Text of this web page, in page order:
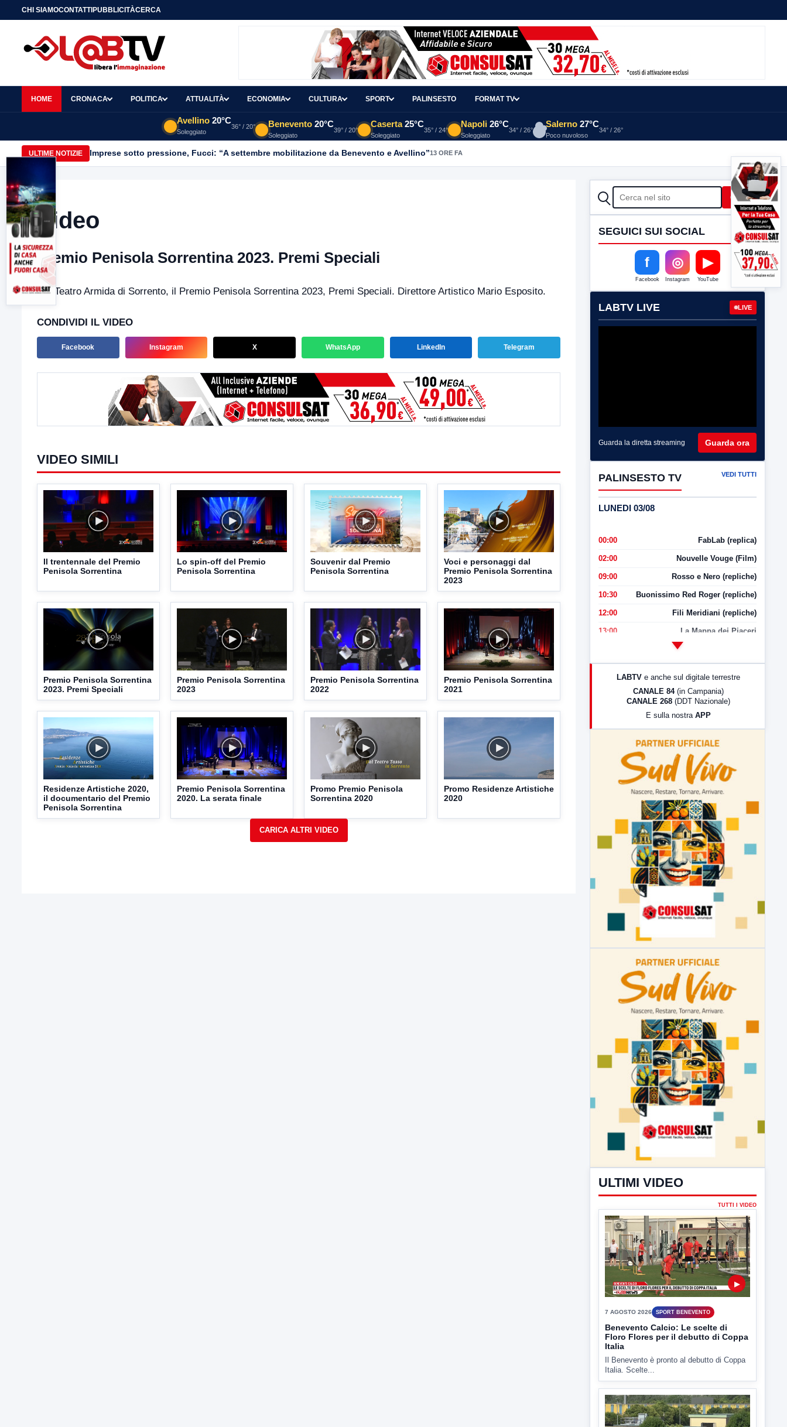
CHI SIAMOCONTATTIPUBBLICITÀCERCA
HOME CRONACA POLITICA ATTUALITÀ ECONOMIA CULTURA SPORT PALINSESTO FORMAT TV
Avellino 20°C
Soleggiato
36° / 20° Benevento 20°C
Soleggiato
39° / 20°
Caserta 25°C
Soleggiato
35° / 24°
Napoli 26°C
Soleggiato
34° / 26°
Salerno 27°C
Poco nuvoloso
34° / 26°
ULTIME NOTIZIE Imprese sotto pressione, Fucci: “A settembre mobilitazione da Benevento e Avellino”13 ORE FA
Video
Premio Penisola Sorrentina 2023. Premi Speciali
Dal Teatro Armida di Sorrento, il Premio Penisola Sorrentina 2023, Premi Speciali. Direttore Artistico Mario Esposito.
CONDIVIDI IL VIDEO
Facebook Instagram X WhatsApp LinkedIn Telegram
VIDEO SIMILI
Il trentennale del Premio
Penisola Sorrentina
Lo spin-off del Premio
Penisola Sorrentina
Souvenir dal Premio
Penisola Sorrentina
Voci e personaggi dal
Premio Penisola Sorrentina
2023
Premio Penisola Sorrentina
2023. Premi Speciali
Premio Penisola Sorrentina
2023
Premio Penisola Sorrentina
2022
Premio Penisola Sorrentina
2021
Residenze Artistiche 2020,
il documentario del Premio
Penisola Sorrentina
Premio Penisola Sorrentina
2020. La serata finale
Promo Premio Penisola
Sorrentina 2020
Promo Residenze Artistiche
2020
CERCA Cerca
SEGUICI SUI SOCIAL
f
Facebook
◎
Instagram
▶
YouTube
LABTV LIVE LIVE
Guarda la diretta streaming Guarda ora
PALINSESTO TV VEDI TUTTI
LUNEDI 03/08
00:00 FabLab (replica)
02:00 Nouvelle Vouge (Film)
09:00 Rosso e Nero (repliche)
10:30 Buonissimo Red Roger (repliche)
12:00 Fili Meridiani (repliche)
13:00 La Mappa dei Piaceri
LabNews (Diretta)
LabNews (replica)
LABTV e anche sul digitale terrestre
CANALE 84 (in Campania)
CANALE 268 (DDT Nazionale)
E sulla nostra APP
ULTIMI VIDEO
TUTTI I VIDEO
▶
7 AGOSTO 2026 SPORT BENEVENTO
Benevento Calcio: Le scelte di
Floro Flores per il debutto di Coppa
Italia
Il Benevento è pronto al debutto di Coppa
Italia. Scelte...